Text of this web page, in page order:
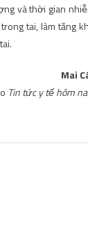
và thời gian
tai, làm tăng
Mai
Tin tức y tế hôm